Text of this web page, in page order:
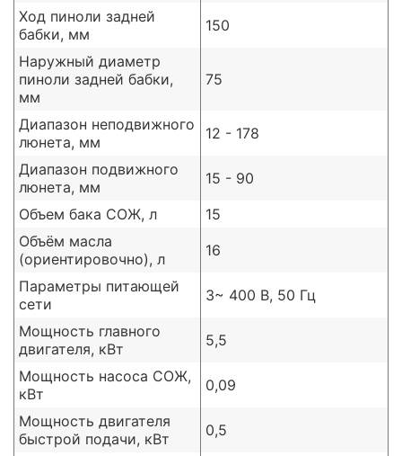
Ход пиноли задней
бабки, мм
150
Наружный диаметр
пиноли задней бабки,
мм
75
Диапазон неподвижного
люнета, мм
12 - 178
Диапазон подвижного
люнета, мм
15 - 90
Объем бака СОЖ, л
15
Объём масла
(ориентировочно), л
16
Параметры питающей
сети
3~ 400 В, 50 Гц
Мощность главного
двигателя, кВт
5,5
Мощность насоса СОЖ,
кВт
0,09
Мощность двигателя
быстрой подачи, кВт
0,5